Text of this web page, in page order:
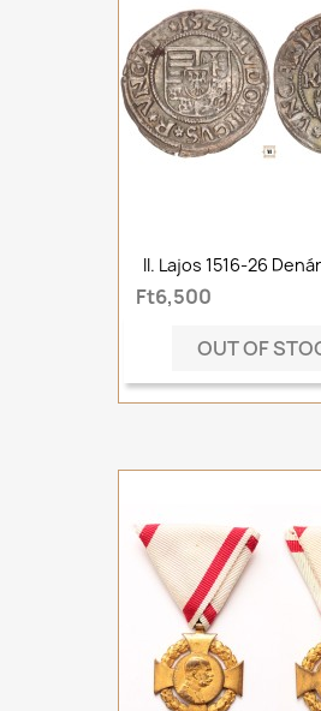
II. Lajos 1516-26
Ft6,500
OUT OF